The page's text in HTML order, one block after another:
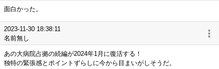
面白かった。
2023-11-30 18:38:11
名前無し
あの大病院占拠の続編が2024年1月に復活する！
独特の緊張感とポイントずらしに今から目まいがしそうだ。